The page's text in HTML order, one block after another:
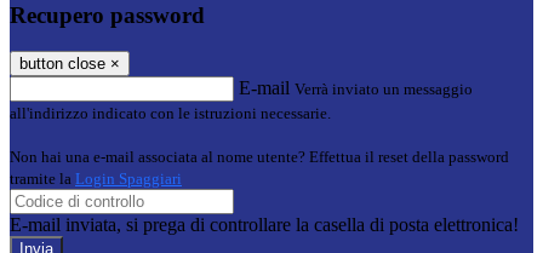
Recupero password
button close ×
E-mail Verrà inviato un messaggio
all'indirizzo indicato con le istruzioni necessarie.
Non hai una e-mail associata al nome utente? Effettua il reset della password
tramite la Login Spaggiari
E-mail inviata, si prega di controllare la casella di posta elettronica!